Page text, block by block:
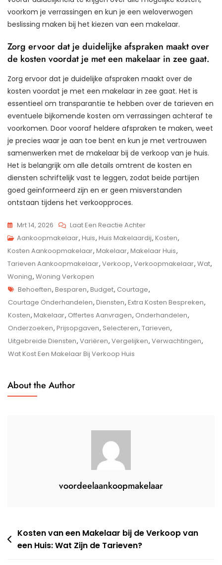
voorkom je verrassingen en kun je een weloverwogen
beslissing maken bij het kiezen van een makelaar.
Zorg ervoor dat je duidelijke afspraken maakt over
de kosten voordat je met een makelaar in zee gaat.
Zorg ervoor dat je duidelijke afspraken maakt over de
kosten voordat je met een makelaar in zee gaat. Het is
essentieel om transparantie te hebben over de tarieven en
eventuele bijkomende kosten om verrassingen achteraf te
voorkomen. Door vooraf heldere afspraken te maken, weet
je precies waar je aan toe bent en kun je met vertrouwen
samenwerken met de makelaar bij de verkoop van je huis.
Het is belangrijk om alle details omtrent de kosten en
diensten schriftelijk vast te leggen, zodat beide partijen
goed geïnformeerd zijn en er geen misverstanden
ontstaan tijdens het verkoopproces.
Mrt 14, 2026 Laat Een Reactie AchterOp
Wat
Zijn
De
Van
Een
Makelaar
Bij
De
Aankoopmakelaar, Huis, Huis Makelaardij, Kosten,
Kosten Aankoopmakelaar, Makelaar, Makelaar Huis,
Tarieven Aankoopmakelaar, Verkoop, Verkoopmakelaar, Wat,
Woning, Woning Verkopen
Tags
Behoeften, Besparen, Budget, Courtage,
Courtage Onderhandelen, Diensten, Extra Kosten Bespreken,
Kosten, Makelaar, Offertes Aanvragen, Onderhandelen,
Onderzoeken, Prijsopgaven, Selecteren, Tarieven,
Uitgebreide Diensten, Variëren, Vergelijken, Verwachtingen,
Wat Kost Een Makelaar Bij Verkoop Huis
About the Author
voordeelaankoopmakelaar
Berichtnavigatie
Kosten van een Makelaar bij de Verkoop van
een Huis: Wat Zijn de Tarieven?